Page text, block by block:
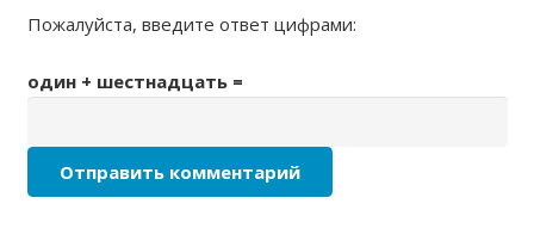
Пожалуйста, введите ответ цифрами:
один + шестнадцать =
Отправить комментарий